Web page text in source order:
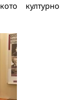
културно